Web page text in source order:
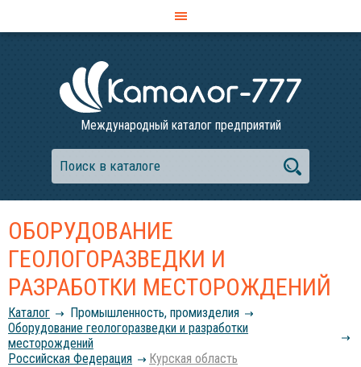
Международный каталог предприятий
ОБОРУДОВАНИЕ
ГЕОЛОГОРАЗВЕДКИ И
РАЗРАБОТКИ МЕСТОРОЖДЕНИЙ
Каталог
Промышленность, промизделия
Оборудование геологоразведки и разработки
месторождений
Российcкая Федерация
Курская область